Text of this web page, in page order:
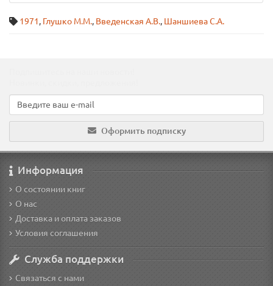
1971, Глушко М.М., Введенская А.В., Шаншиева С.А.
Оформить подписку
Информация
О состоянии книг
О нас
Доставка и оплата заказов
Условия соглашения
Служба поддержки
Связаться с нами